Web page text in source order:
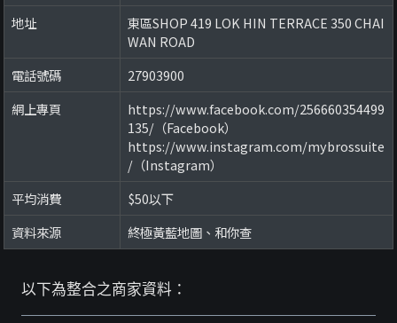
地址
東區SHOP 419 LOK HIN TERRACE 350 CHAI
WAN ROAD
電話號碼
27903900
網上專頁
https://www.facebook.com/256660354499
135/（Facebook）
https://www.instagram.com/mybrossuite
/（Instagram）
平均消費
$50以下
資料來源
終極黃藍地圖、和你查
以下為整合之商家資料：